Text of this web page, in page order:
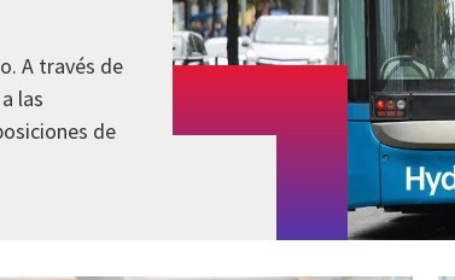
A través de
las
de